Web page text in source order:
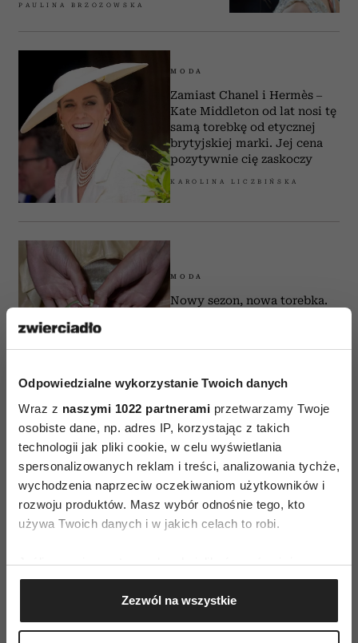
Odpowiedzialne wykorzystanie Twoich danych
Wraz z naszymi 1022 partnerami przetwarzamy Twoje
osobiste dane, np. adres IP, korzystając z takich
technologii jak pliki cookie, w celu wyświetlania
spersonalizowanych reklam i treści, analizowania tychże,
wychodzenia naprzeciw oczekiwaniom użytkowników i
rozwoju produktów. Masz wybór odnośnie tego, kto
używa Twoich danych i w jakich celach to robi.
Jeśli wyrazisz na to zgodę, chcielibyśmy również:
Gromadzić dane dotyczące Twojej lokalizacji
geograficznej z dokładnością nawet do kilku metrów
Identyfikować Twoje urządzenie, aktywnie
Zezwól na wszystkie
PAULINA BRZOZOWSKA
MODA
Zamiast Chanel i Hermès –
Kate Middleton od lat nosi tę
samą torebkę od etycznej
brytyjskiej marki. Jej cena
pozytywnie cię zaskoczy
KAROLINA LICZBIŃSKA
MODA
Nowy sezon, nowa torebka.
MODA
W tym roku przy torebkach nosimy
nie Labubu, a… miniaturowe książki.
Oto najmodniejszy breloczek sezonu
KLAUDIA MIZERSKA
kończy dziś 130 lat. Co sprawiło, że